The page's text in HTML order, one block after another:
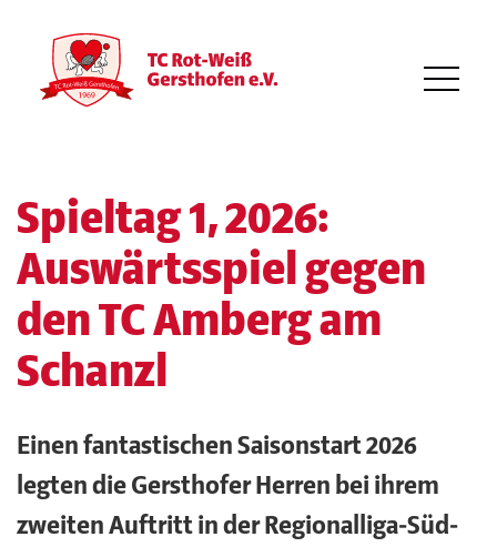
Spieltag 1, 2026:
Auswärtsspiel gegen
den TC Amberg am
Schanzl
Einen fantastischen Saisonstart 2026
legten die Gersthofer Herren bei ihrem
zweiten Auftritt in der Regionalliga-Süd-